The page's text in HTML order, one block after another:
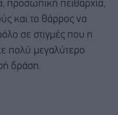
προσωπική πειθαρχία,
και το θάρρος να
σε στιγμές που η
πολύ μεγαλύτερο
δράση.